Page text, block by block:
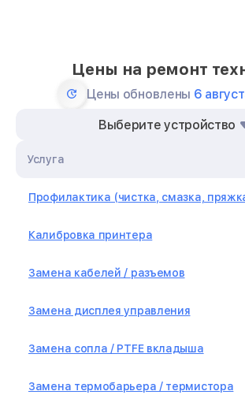
Цены на ремонт
Цены обновлены 6
Выберите устройство
Услуга
Профилактика (чистка, смазка,
Калибровка принтера
Замена кабелей / разъемов
Замена дисплея управления
Замена сопла / PTFE вкладыша
Замена термобарьера / термистора